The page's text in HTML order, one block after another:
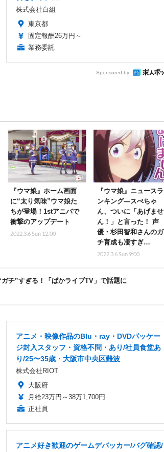
株式会社白組
東京都
固定報酬26万円～
業務委託
Sponsored by
『ウマ娘』ホーム画面
に“太り気味”ウマ娘た
ちが登場！1stアニバで
衝撃のアップデート
2022.3.6 Sun 12:00
『ウマ娘』ニュースラ
ンキング―スぺちゃ
ん、ついに「あげませ
ん！」と言った！ 声
優・杉田智和さんのガ
チ育成も凄すぎ…
2022.3.6 Sun 9:00
チ”すぎる！「ぱかライブTV」で話題に
アニメ・映像作品のBlu・ray・DVDパッケー
ジ封入スタッフ・資格不問・あり/社員食堂あ
り/25〜35歳・大阪市中央区難波
株式会社RIOT
大阪府
月給23万円～38万1,700円
正社員
アニメ好き歓迎のゲームデバッカー/バグ確認/